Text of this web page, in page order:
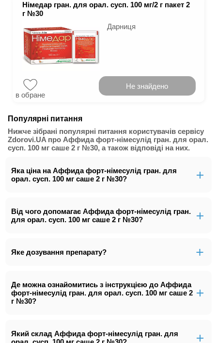
Німедар гран. для орал. сусп. 100 мг/2 г пакет 2
г №30
Дарниця
в обране
Не знайдено
Популярні питання
Нижче зібрані популярні питання користувачів сервісу
Zdorovi.UA про Аффида форт-німесулід гран. для орал.
сусп. 100 мг саше 2 г №30, а також відповіді на них.
Яка ціна на Аффида форт-німесулід гран. для
орал. сусп. 100 мг саше 2 г №30?
Від чого допомагає Аффида форт-німесулід гран.
для орал. сусп. 100 мг саше 2 г №30?
Яке дозування препарату?
Де можна ознайомитись з інструкцією до Аффида
форт-німесулід гран. для орал. сусп. 100 мг саше 2
г №30?
Який склад Аффида форт-німесулід гран. для